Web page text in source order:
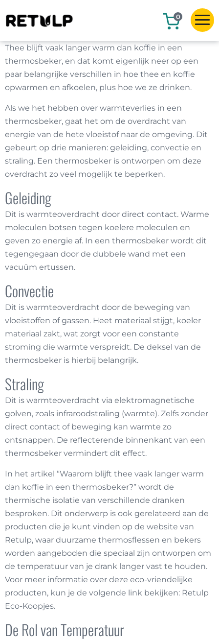
0
Thee blijft vaak langer warm dan koffie in een
thermosbeker, en dat komt eigenlijk neer op een
paar belangrijke verschillen in hoe thee en koffie
opwarmen en afkoelen, plus hoe we ze drinken.
Als we het hebben over warmteverlies in een
thermosbeker, gaat het om de overdracht van
energie van de hete vloeistof naar de omgeving. Dit
gebeurt op drie manieren: geleiding, convectie en
straling. Een thermosbeker is ontworpen om deze
overdracht zo veel mogelijk te beperken.
Geleiding
Dit is warmteoverdracht door direct contact. Warme
moleculen botsen tegen koelere moleculen en
geven zo energie af. In een thermosbeker wordt dit
tegengegaan door de dubbele wand met een
vacuüm ertussen.
Convectie
Dit is warmteoverdracht door de beweging van
vloeistoffen of gassen. Heet materiaal stijgt, koeler
materiaal zakt, wat zorgt voor een constante
stroming die warmte verspreidt. De deksel van de
thermosbeker is hierbij belangrijk.
Straling
Dit is warmteoverdracht via elektromagnetische
golven, zoals infraroodstraling (warmte). Zelfs zonder
direct contact of beweging kan warmte zo
ontsnappen. De reflecterende binnenkant van een
thermosbeker vermindert dit effect.
In het artikel “Waarom blijft thee vaak langer warm
dan koffie in een thermosbeker?” wordt de
thermische isolatie van verschillende dranken
besproken. Dit onderwerp is ook gerelateerd aan de
producten die je kunt vinden op de website van
Retulp, waar duurzame thermosflessen en bekers
worden aangeboden die speciaal zijn ontworpen om
de temperatuur van je drank langer vast te houden.
Voor meer informatie over deze eco-vriendelijke
producten, kun je de volgende link bekijken: Retulp
Eco-Koopjes.
De Rol van Temperatuur